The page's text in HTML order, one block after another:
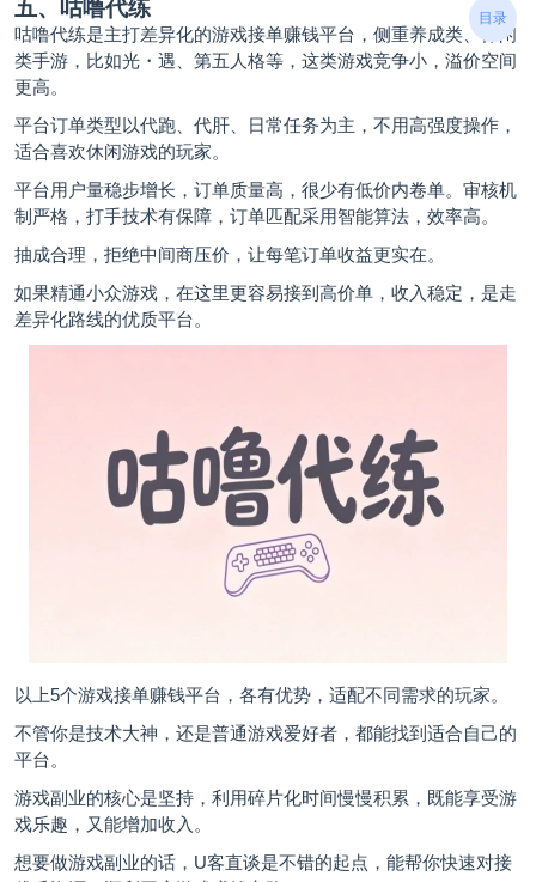
五、咕噜代练
咕噜代练是主打差异化的游戏接单赚钱平台，侧重养成类、休闲
类手游，比如光・遇、第五人格等，这类游戏竞争小，溢价空间
更高。
平台订单类型以代跑、代肝、日常任务为主，不用高强度操作，
适合喜欢休闲游戏的玩家。
平台用户量稳步增长，订单质量高，很少有低价内卷单。审核机
制严格，打手技术有保障，订单匹配采用智能算法，效率高。
抽成合理，拒绝中间商压价，让每笔订单收益更实在。
如果精通小众游戏，在这里更容易接到高价单，收入稳定，是走
差异化路线的优质平台。
以上5个游戏接单赚钱平台，各有优势，适配不同需求的玩家。
不管你是技术大神，还是普通游戏爱好者，都能找到适合自己的
平台。
游戏副业的核心是坚持，利用碎片化时间慢慢积累，既能享受游
戏乐趣，又能增加收入。
想要做游戏副业的话，U客直谈是不错的起点，能帮你快速对接
目录